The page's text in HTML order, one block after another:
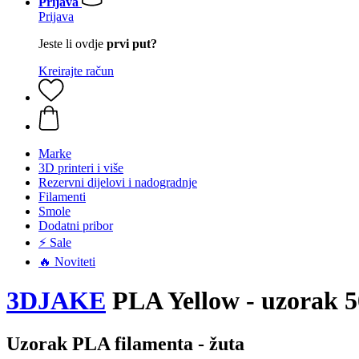
Prijava
Jeste li ovdje prvi put?
Kreirajte račun
Marke
3D printeri i više
Rezervni dijelovi i nadogradnje
Filamenti
Smole
Dodatni pribor
⚡ Sale
🔥 Noviteti
3DJAKE PLA Yellow - uzorak
Uzorak PLA filamenta - žuta